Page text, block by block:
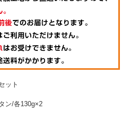
ット
ン/各130g×2